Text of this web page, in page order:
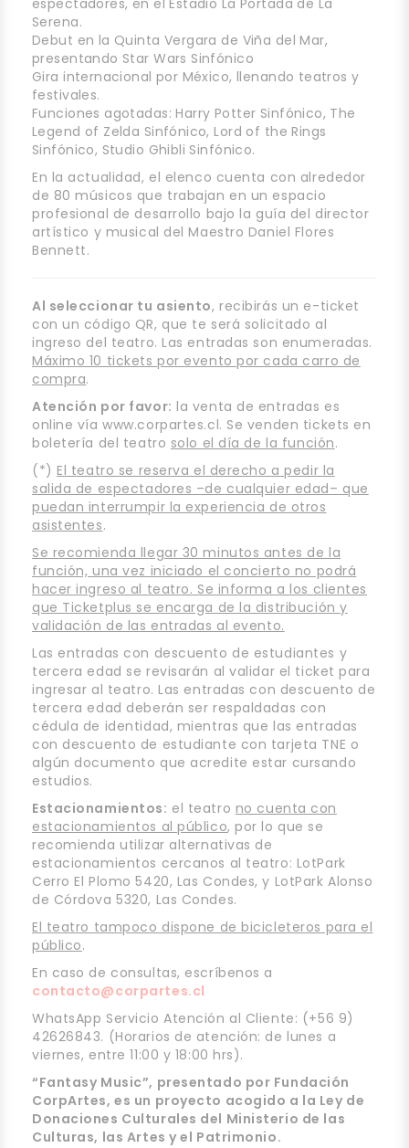
espectadores, en el Estadio La Portada de La
Serena.
Debut en la Quinta Vergara de Viña del Mar,
presentando Star Wars Sinfónico
Gira internacional por México, llenando teatros y
festivales.
Funciones agotadas: Harry Potter Sinfónico, The
Legend of Zelda Sinfónico, Lord of the Rings
Sinfónico, Studio Ghibli Sinfónico.
En la actualidad, el elenco cuenta con alrededor
de 80 músicos que trabajan en un espacio
profesional de desarrollo bajo la guía del director
artístico y musical del Maestro Daniel Flores
Bennett.
Al seleccionar tu asiento, recibirás un e-ticket
con un código QR, que te será solicitado al
ingreso del teatro. Las entradas son enumeradas.
Máximo 10 tickets por evento por cada carro de
compra.
Atención por favor: la venta de entradas es
online vía www.corpartes.cl. Se venden tickets en
boletería del teatro solo el día de la función.
(*)El teatro se reserva el derecho a pedir la
salida de espectadores –de cualquier edad– que
puedan interrumpir la experiencia de otros
asistentes.
Se recomienda llegar 30 minutos antes de la
función, una vez iniciado el concierto no podrá
hacer ingreso al teatro. Se informa a los clientes
que Ticketplus se encarga de la distribución y
validación de las entradas al evento.
Las entradas con descuento de estudiantes y
tercera edad se revisarán al validar el ticket para
ingresar al teatro. Las entradas con descuento de
tercera edad deberán ser respaldadas con
cédula de identidad, mientras que las entradas
con descuento de estudiante con tarjeta TNE o
algún documento que acredite estar cursando
estudios.
Estacionamientos: el teatro no cuenta con
estacionamientos al público, por lo que se
recomienda utilizar alternativas de
estacionamientos cercanos al teatro: LotPark
Cerro El Plomo 5420, Las Condes, y LotPark Alonso
de Córdova 5320, Las Condes.
El teatro tampoco dispone de bicicleteros para el
público.
En caso de consultas, escríbenos a
contacto@corpartes.cl
WhatsApp Servicio Atención al Cliente: (+56 9)
42626843. (Horarios de atención: de lunes a
viernes, entre 11:00 y 18:00 hrs).
“Fantasy Music”, presentado por Fundación
CorpArtes, es un proyecto acogido a la Ley de
Donaciones Culturales del Ministerio de las
Culturas, las Artes y el Patrimonio.